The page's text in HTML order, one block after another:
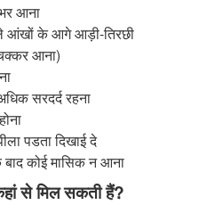
आना
आंखों के आगे आड़ी-तिरछी
आना)
सरदर्द रहना
पडता दिखाई दे
बाद कोई मासिक न आना
से मिल सकती हैं?